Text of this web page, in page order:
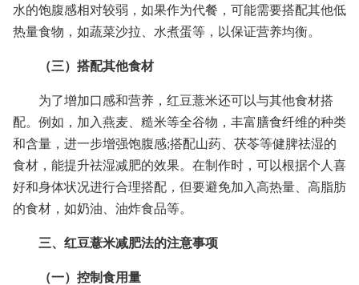
水的饱腹感相对较弱，如果作为代餐，可能需要搭配其他低
热量食物，如蔬菜沙拉、水煮蛋等，以保证营养均衡。
（三）搭配其他食材
为了增加口感和营养，红豆薏米还可以与其他食材搭
配。例如，加入燕麦、糙米等全谷物，丰富膳食纤维的种类
和含量，进一步增强饱腹感;搭配山药、茯苓等健脾祛湿的
食材，能提升祛湿减肥的效果。在制作时，可以根据个人喜
好和身体状况进行合理搭配，但要避免加入高热量、高脂肪
的食材，如奶油、油炸食品等。
三、红豆薏米减肥法的注意事项
（一）控制食用量